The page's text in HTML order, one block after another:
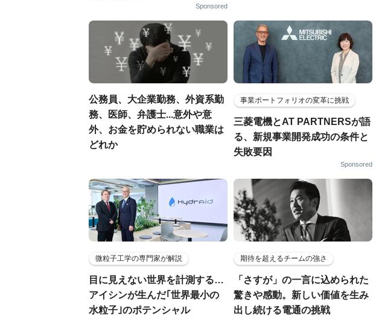
Sponsored
公務員、大企業勤務、外資系勤
務、医師、弁護士...意外や意
外、お金を貯められない職業は
どれか
事業ポートフォリオの変革に挑戦
三菱電機とAT PARTNERSが語
る、新規事業開発成功の条件と
失敗要因
Sponsored
微粒子工学の専門家が解説
目に見えない世界を計測する…
アイシンが生んだ｢世界最小の
水粒子｣のポテンシャル
期待を超えるチームの強さ
「さすが」の一言に込められた
驚きや感動。新しい価値を生み
出し続ける電通の挑戦